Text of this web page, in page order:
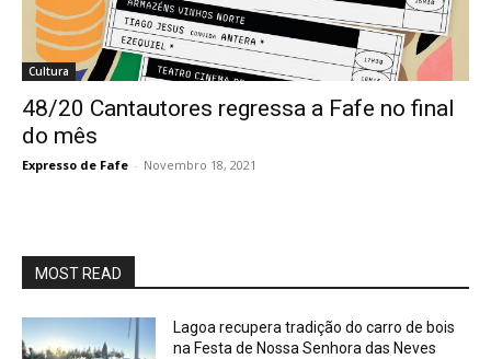
Cultura
48/20 Cantautores regressa a Fafe no final
do mês
Expresso de Fafe - Novembro 18, 2021
MOST READ
Lagoa recupera tradição do carro de bois
na Festa de Nossa Senhora das Neves